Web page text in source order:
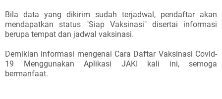
Bila data yang dikirim sudah terjadwal, pendaftar akan
mendapatkan status "Siap Vaksinasi" disertai informasi
berupa tempat dan jadwal vaksinasi.
Demikian informasi mengenai Cara Daftar Vaksinasi Covid-
19 Menggunakan Aplikasi JAKI kali ini, semoga
bermanfaat.